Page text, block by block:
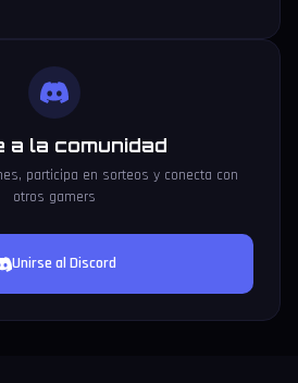
a la comunidad
participa en sorteos y conecta con
otros gamers
Unirse al Discord